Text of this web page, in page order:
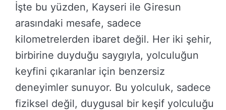
İşte bu yüzden, Kayseri ile Giresun
arasındaki mesafe, sadece
kilometrelerden ibaret değil. Her iki şehir,
birbirine duyduğu saygıyla, yolculuğun
keyfini çıkaranlar için benzersiz
deneyimler sunuyor. Bu yolculuk, sadece
fiziksel değil, duygusal bir keşif yolculuğu